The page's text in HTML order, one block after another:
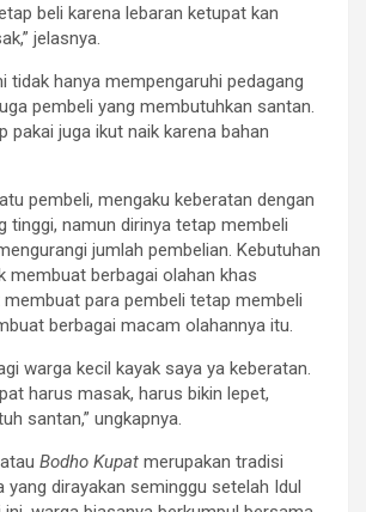
beli karena lebaran ketupat kan
jelasnya.
tidak hanya mempengaruhi pedagang
pembeli yang membutuhkan santan.
pakai juga ikut naik karena bahan
pembeli, mengaku keberatan dengan
tinggi, namun dirinya tetap membeli
jumlah pembelian. Kebutuhan
membuat berbagai olahan khas
para pembeli tetap membeli
berbagai macam olahannya itu.
warga kecil kayak saya ya keberatan.
harus masak, harus bikin lepet,
santan,” ungkapnya.
Bodho Kupat merupakan tradisi
yang dirayakan seminggu setelah Idul